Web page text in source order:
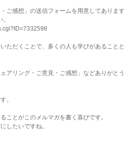
ご感想」の送信フォームを用意してあります
ただくことで、多くの人も学びがあることと
アリング・ご意見・ご感想」などありがとう
。
ことがこのメルマガを書く喜びです。
したいですね。